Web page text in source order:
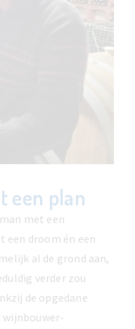
een plan
met een
een droom én een
al de grond aan,
verder zou
de opgedane